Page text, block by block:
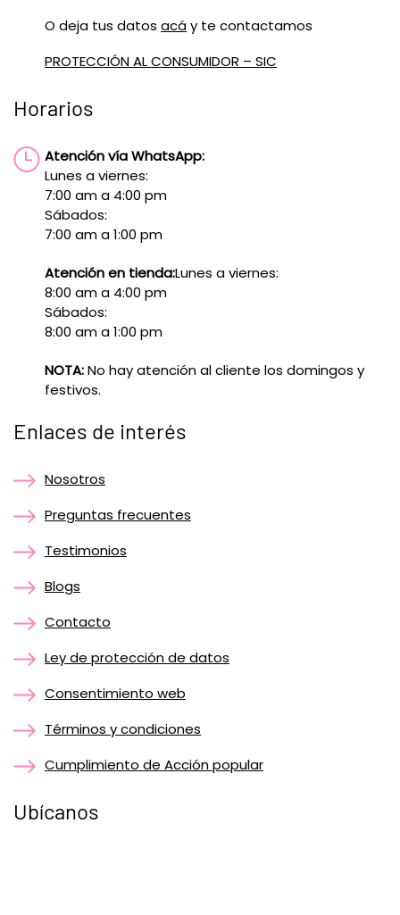
O deja tus datos acáy te contactamos
PROTECCIÓN AL CONSUMIDOR – SIC
Horarios
Atención vía WhatsApp:
Lunes a viernes:
7:00 am a 4:00 pm
Sábados:
7:00 am a 1:00 pm
Atención en tienda:Lunes a viernes:
8:00 am a 4:00 pm
Sábados:
8:00 am a 1:00 pm
NOTA:No hay atención al cliente los domingos y
festivos.
Enlaces de interés
Nosotros
Preguntas frecuentes
Testimonios
Blogs
Contacto
Ley de protección de datos
Consentimiento web
Términos y condiciones
Cumplimiento de Acción popular
Ubícanos